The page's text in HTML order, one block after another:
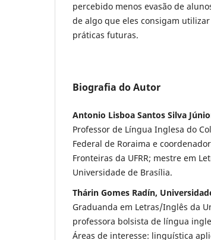
percebido menos evasão de
de algo que eles consigam
práticas futuras.
Biografia do Autor
Antonio Lisboa Santos Silva
Professor de Língua Inglesa do
Federal de Roraima e
Fronteiras da UFRR; mestre em
Universidade de Brasília.
Thárin Gomes Radín,
Graduanda em Letras/Inglês da
professora bolsista de língua
Áreas de interesse: linguística